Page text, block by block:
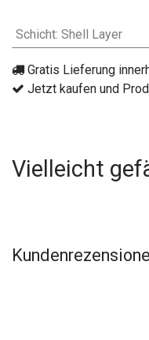
Schicht: Shell Layer
Gratis Lieferung
Jetzt kaufen und
Vielleicht